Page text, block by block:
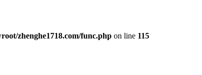
zhenghe1718.com/func.php on line 115